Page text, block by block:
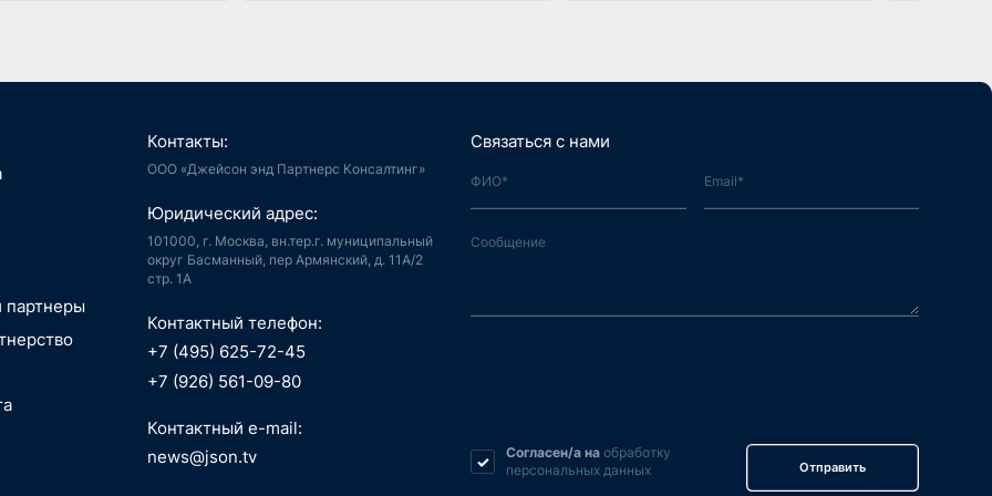
Интернет
LegalTech
данные,
4.0,
книги
АСУ ТП, IoT
3D
мотивация
БАС
город
3D
ИБ, КИИ
партнеры
Контакты:
ООО «Джейсон энд Партнерс Консалтинг»
Юридический адрес:
101000, г. Москва, вн.тер.г. муниципальный
округ Басманный, пер Армянский, д. 11А/2
стр. 1А
Контактный телефон:
+7 (495) 625-72-45
+7 (926) 561-09-80
Контактный e-mail:
news@json.tv
Связаться с нами
Согласен/а наобработку
персональных данных
Отправить